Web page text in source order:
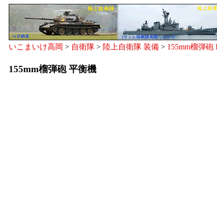
いこまいけ高岡 > 自衛隊 > 陸上自衛隊 装備 > 155mm榴弾砲
155mm榴弾砲 平衡機